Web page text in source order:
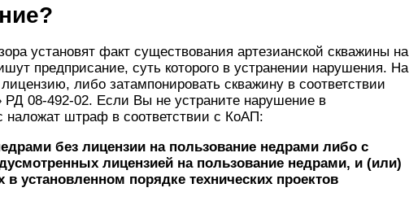
установят факт существования артезианской скважины на
предприсание, суть которого в устранении нарушения. На
либо затампонировать скважину в соответствии
08-492-02. Если Вы не устраните нарушение в
наложат штраф в соответствии с КоАП:
без лицензии на пользование недрами либо с
лицензией на пользование недрами, и (или)
установленном порядке технических проектов